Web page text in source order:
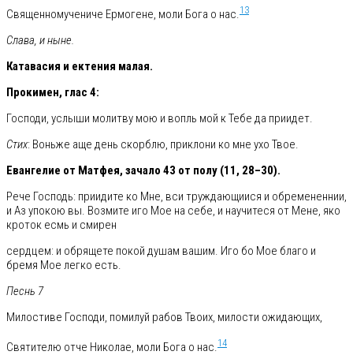
Священномучениче Ермогене, моли Бога о нас.13
Слава, и ныне.
Катавасия и ектения малая.
Прокимен, глас 4:
Господи, услыши молитву мою и вопль мой к Тебе да приидет.
Стих: Воньже аще день скорблю, приклони ко мне ухо Твое.
Евангелие от Матфея, зачало 43 от полу (11, 28–30).
Рече Господь: приидите ко Мне, вси труждающиися и обремененнии,
и Аз упокою вы. Возмите иго Мое на себе, и научитеся от Мене, яко
кроток есмь и смирен
сердцем: и обрящете покой душам вашим. Иго бо Мое благо и
бремя Мое легко есть.
Песнь 7
Милостиве Господи, помилуй рабов Твоих, милости ожидающих,
Святителю отче Николае, моли Бога о нас.14